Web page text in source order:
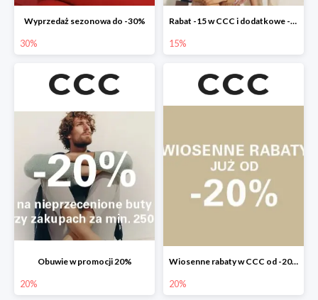
Wyprzedaż sezonowa do -30%
30%
Rabat -15 w CCC i dodatkowe -20% dla klubowiczów
15%
Obuwie w promocji 20%
20%
Wiosenne rabaty w CCC od -20%
20%